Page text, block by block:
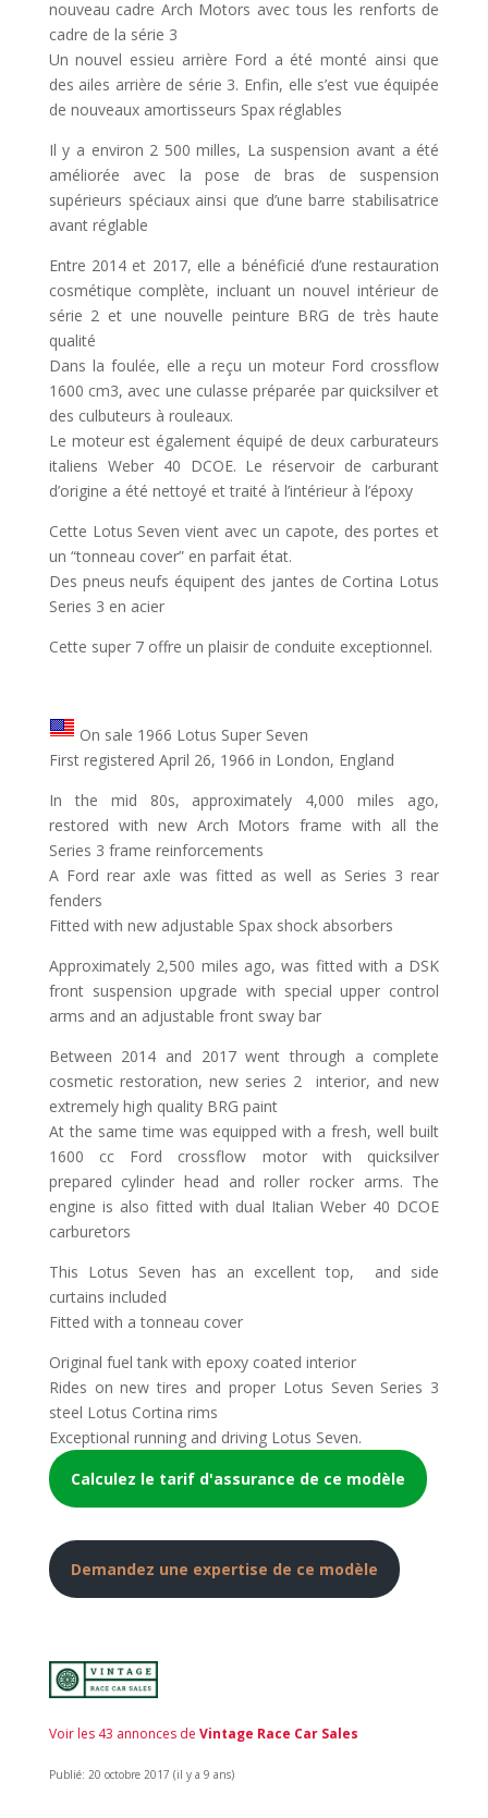
nouveau cadre Arch Motors avec tous les renforts de
cadre de la série 3
Un nouvel essieu arrière Ford a été monté ainsi que
des ailes arrière de série 3. Enfin, elle s’est vue équipée
de nouveaux amortisseurs Spax réglables
Il y a environ 2 500 milles, La suspension avant a été
améliorée avec la pose de bras de suspension
supérieurs spéciaux ainsi que d’une barre stabilisatrice
avant réglable
Entre 2014 et 2017, elle a bénéficié d’une restauration
cosmétique complète, incluant un nouvel intérieur de
série 2 et une nouvelle peinture BRG de très haute
qualité
Dans la foulée, elle a reçu un moteur Ford crossflow
1600 cm3, avec une culasse préparée par quicksilver et
des culbuteurs à rouleaux.
Le moteur est également équipé de deux carburateurs
italiens Weber 40 DCOE. Le réservoir de carburant
d’origine a été nettoyé et traité à l’intérieur à l’époxy
Cette Lotus Seven vient avec un capote, des portes et
un “tonneau cover” en parfait état.
Des pneus neufs équipent des jantes de Cortina Lotus
Series 3 en acier
Cette super 7 offre un plaisir de conduite exceptionnel.
On sale 1966 Lotus Super Seven
First registered April 26, 1966 in London, England
In the mid 80s, approximately 4,000 miles ago,
restored with new Arch Motors frame with all the
Series 3 frame reinforcements
A Ford rear axle was fitted as well as Series 3 rear
fenders
Fitted with new adjustable Spax shock absorbers
Approximately 2,500 miles ago, was fitted with a DSK
front suspension upgrade with special upper control
arms and an adjustable front sway bar
Between 2014 and 2017 went through a complete
cosmetic restoration, new series 2 interior, and new
extremely high quality BRG paint
At the same time was equipped with a fresh, well built
1600 cc Ford crossflow motor with quicksilver
prepared cylinder head and roller rocker arms. The
engine is also fitted with dual Italian Weber 40 DCOE
carburetors
This Lotus Seven has an excellent top, and side
curtains included
Fitted with a tonneau cover
Original fuel tank with epoxy coated interior
Rides on new tires and proper Lotus Seven Series 3
steel Lotus Cortina rims
Exceptional running and driving Lotus Seven.
Calculez le tarif d'assurance de ce modèle
Demandez une expertise de ce modèle
Voir les 43 annonces de Vintage Race Car Sales
Publié: 20 octobre 2017 (il y a 9 ans)